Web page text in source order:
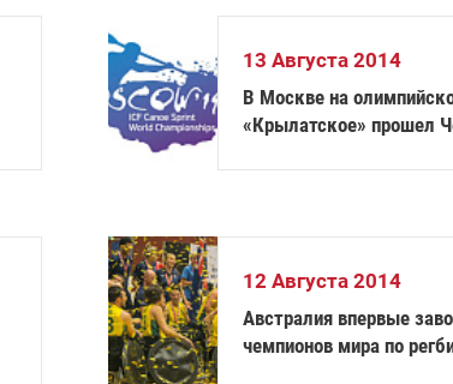
13 Августа 2014
В Москве на
«Крылатское» прошел
12 Августа 2014
Австралия впервые
чемпионов мира по